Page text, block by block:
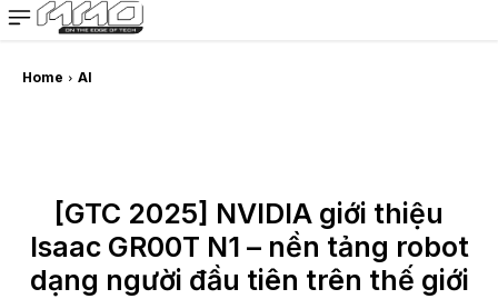
MMOSITE - Thông tin công nghệ
Bài viết nổi bật
Home AI
[GTC 2025] NVIDIA giới thiệu
Isaac GR00T N1 – nền tảng robot
dạng người đầu tiên trên thế giới